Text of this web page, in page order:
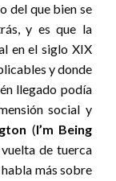
del que bien se
y es que la
en el siglo XIX
y donde
llegado podía
social y
(I’m Being
de tuerca
más sobre